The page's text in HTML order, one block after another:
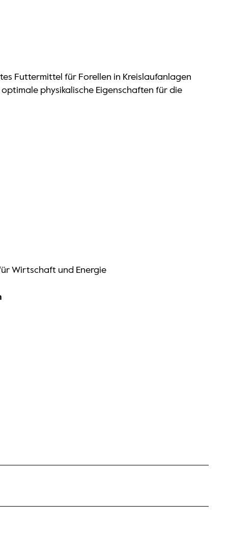
Futtermittel für Forellen in Kreislaufanlagen
physikalische Eigenschaften für die
Wirtschaft und Energie